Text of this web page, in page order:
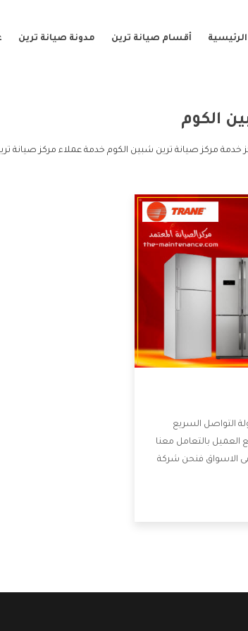
الرئيسية أقسام صيانة ترين مدونة صيانة ترين
الكوم
خدمة مركز صيانة ترين شبين الكوم خدمة عملاء مركز صيانة
التواصل السريع
بالتعامل معنا
الاسواق فنحن شركة
تكون منها خدمة